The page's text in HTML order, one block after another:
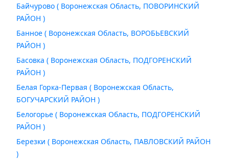
Байчурово ( Воронежская Область, ПОВОРИНСКИЙ
РАЙОН )
Банное ( Воронежская Область, ВОРОБЬЕВСКИЙ
РАЙОН )
Басовка ( Воронежская Область, ПОДГОРЕНСКИЙ
РАЙОН )
Белая Горка-Первая ( Воронежская Область,
БОГУЧАРСКИЙ РАЙОН )
Белогорье ( Воронежская Область, ПОДГОРЕНСКИЙ
РАЙОН )
Березки ( Воронежская Область, ПАВЛОВСКИЙ РАЙОН
)